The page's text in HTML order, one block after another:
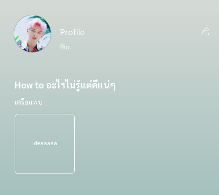
Profile
Bio
How to อะไรไม่รู้แต่ดีแน่ๆ
เตรียมพบ
Ideaaaaa